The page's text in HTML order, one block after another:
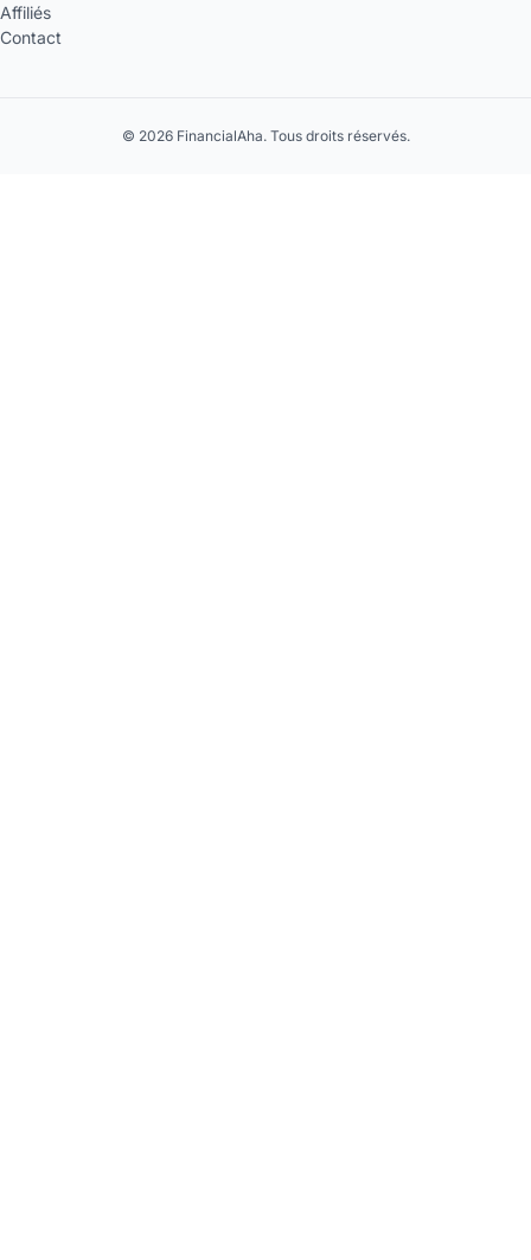
Affiliés
Contact
© 2026 FinancialAha. Tous droits réservés.